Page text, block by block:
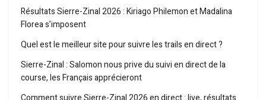
Résultats Sierre-Zinal 2026 : Kiriago Philemon et Madalina
Florea s’imposent
Quel est le meilleur site pour suivre les trails en direct ?
Sierre-Zinal : Salomon nous prive du suivi en direct de la
course, les Français apprécieront